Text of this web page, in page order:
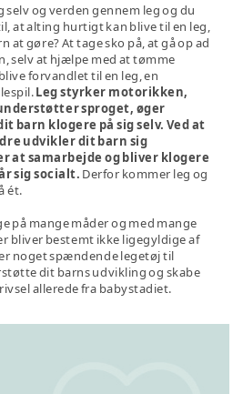
selv og verden gennem leg og du
at alting hurtigt kan blive til en leg,
at gøre? At tage sko på, at gå op ad
selv at hjælpe med at tømme
forvandlet til en leg, en
Leg styrker motorikken,
sproget, øger
barn klogere på sig selv. Ved at
udvikler dit barn sig
at samarbejde og bliver klogere
sig socialt. Derfor kommer leg og
ét.
på mange måder og med mange
bliver bestemt ikke ligegyldige af
noget spændende legetøj til
dit barns udvikling og skabe
allerede fra babystadiet.